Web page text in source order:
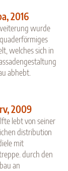
2016
wurde
welches sich in
abhebt.
2009
lebt von seiner
distribution
mit
durch den
an